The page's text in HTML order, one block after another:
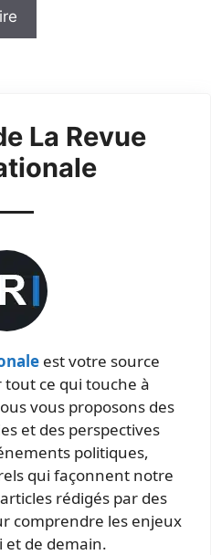
La Revue
est votre source
ce qui touche à
vous proposons des
et des perspectives
politiques,
qui façonnent notre
rédigés par des
comprendre les enjeux
de demain.